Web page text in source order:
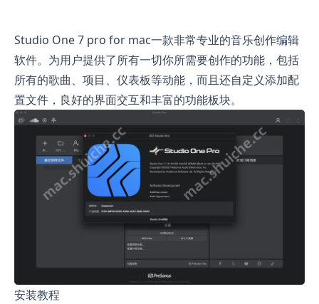
Studio One 7 pro for mac一款非常专业的音乐创作编辑
软件。为用户提供了所有一切你所需要创作的功能，包括
所有的歌曲、项目、仪表板等动能，而且还自定义添加配
置文件，良好的界面交互和丰富的功能板块。
安装教程